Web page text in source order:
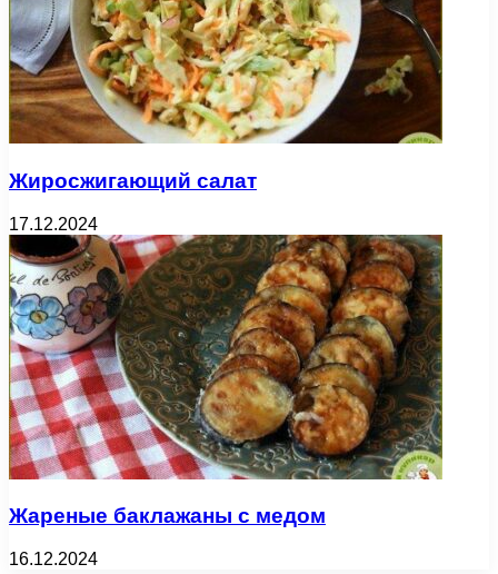
Жиросжигающий салат
17.12.2024
Жареные баклажаны с медом
16.12.2024